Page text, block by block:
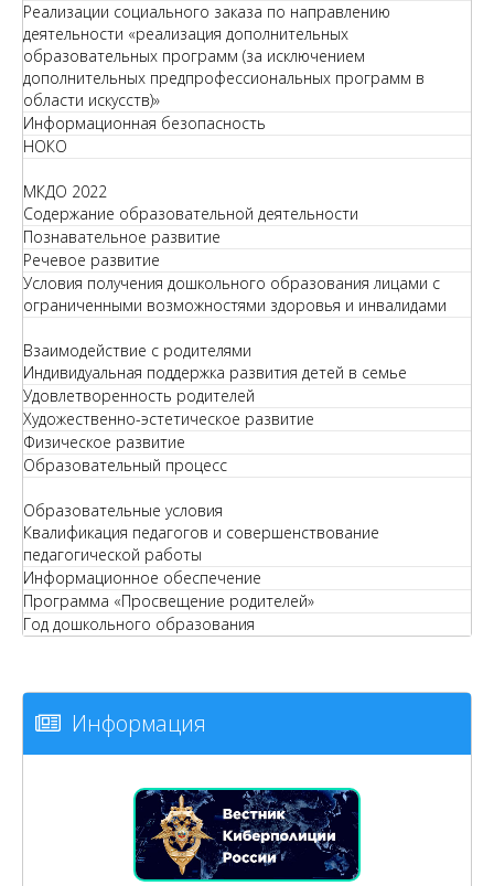
Реализации социального заказа по направлению
деятельности «реализация дополнительных
образовательных программ (за исключением
дополнительных предпрофессиональных программ в
области искусств)»
Информационная безопасность
НОКО
МКДО 2022
Содержание образовательной деятельности
Познавательное развитие
Речевое развитие
Условия получения дошкольного образования лицами с
ограниченными возможностями здоровья и инвалидами
Взаимодействие с родителями
Индивидуальная поддержка развития детей в семье
Удовлетворенность родителей
Художественно-эстетическое развитие
Физическое развитие
Образовательный процесс
Образовательные условия
Квалификация педагогов и совершенствование
педагогической работы
Информационное обеспечение
Программа «Просвещение родителей»
Год дошкольного образования
Информация